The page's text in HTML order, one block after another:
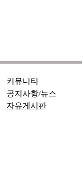
커뮤니티
공지사항/뉴스
자유게시판